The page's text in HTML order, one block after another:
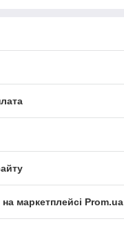
маркетплейсі Prom.ua